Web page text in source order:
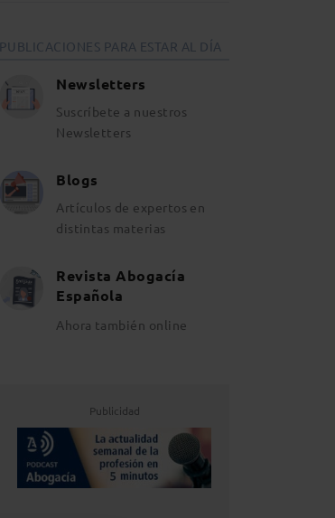
PUBLICACIONES PARA ESTAR AL DÍA
Newsletters
Suscríbete a nuestros
Newsletters
Blogs
Artículos de expertos en
distintas materias
Revista Abogacía
Española
Ahora también online
Publicidad